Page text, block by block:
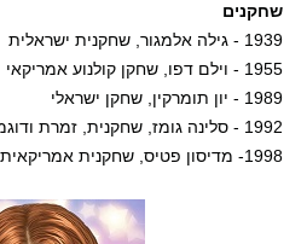
שחקנים
1939 - גילה אלמגור, שחקנית ישראלית
1955 - וילם דפו, שחקן קולנוע אמריקאי
1989 - יון תומרקין, שחקן ישראלי
1992 - סלינה גומז, שחקנית, זמרת ודוגמנית אמריקאית
1998- מדיסון פטיס, שחקנית אמריקאית